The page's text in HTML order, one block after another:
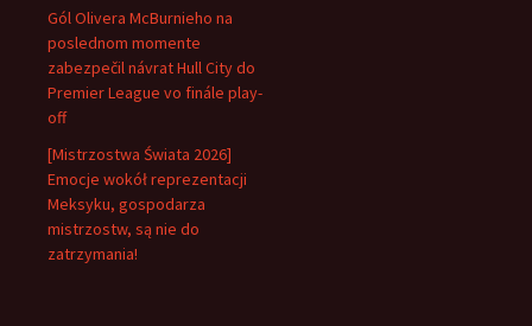
Gól Olivera McBurnieho na
poslednom momente
zabezpečil návrat Hull City do
Premier League vo finále play-
off
[Mistrzostwa Świata 2026]
Emocje wokół reprezentacji
Meksyku, gospodarza
mistrzostw, są nie do
zatrzymania!